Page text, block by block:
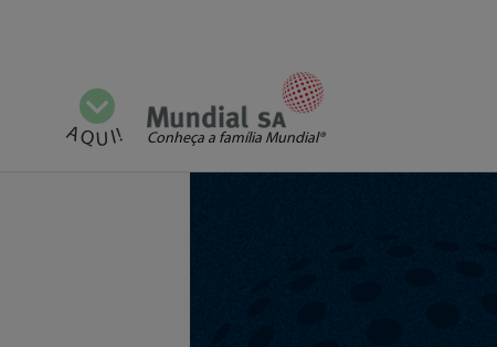
Mostrar todas as categorias
AQUI! Conheça a família Mundial®